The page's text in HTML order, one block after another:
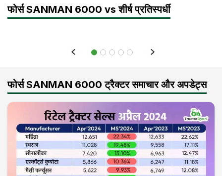
फोर्स SANMAN 6000 vs शीर्ष प्रतिस्पर्धी
फोर्स SANMAN 6000 ट्रैक्टर समाचार और अपडेट्स